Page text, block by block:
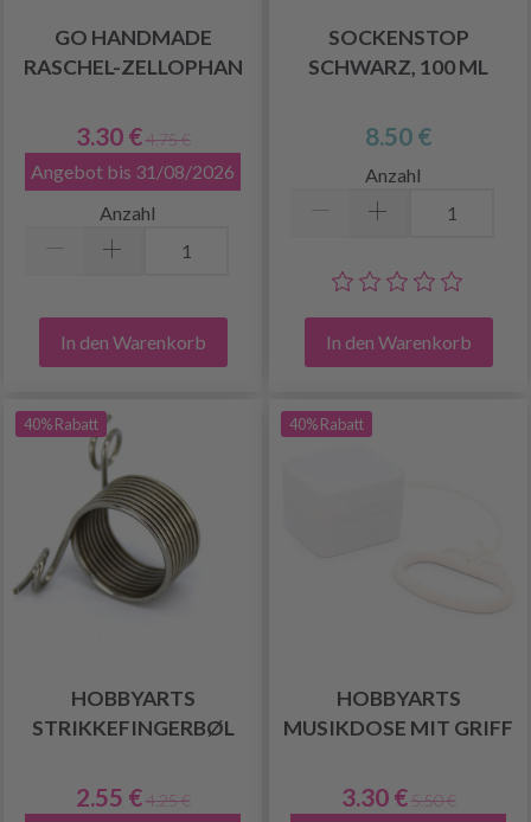
GO HANDMADE
RASCHEL-ZELLOPHAN
3.30 € 4.75 €
Angebot bis 31/08/2026
Anzahl
In den Warenkorb
SOCKENSTOP
SCHWARZ, 100 ML
8.50 €
Anzahl
In den Warenkorb
40% Rabatt
HOBBYARTS
STRIKKEFINGERBØL
2.55 € 4.25 €
40% Rabatt
HOBBYARTS
MUSIKDOSE MIT GRIFF
3.30 € 5.50 €